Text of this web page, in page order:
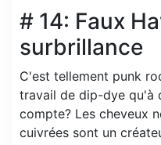
# 14: Faux
surbrillance
C'est tellement punk
travail de dip-dye qu'à
compte? Les cheveux
cuivrées sont un